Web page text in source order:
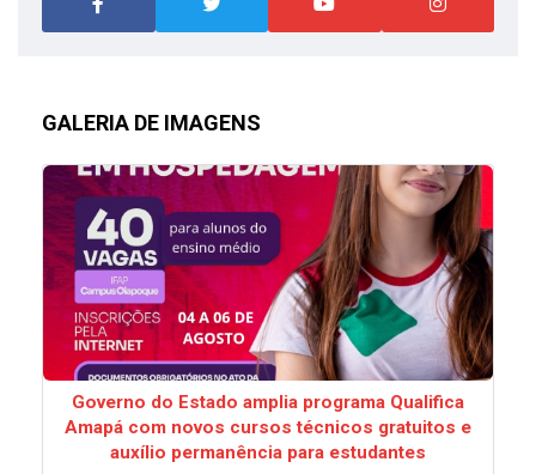
GALERIA DE IMAGENS
Governo do Estado amplia programa Qualifica
Amapá com novos cursos técnicos gratuitos e
auxílio permanência para estudantes